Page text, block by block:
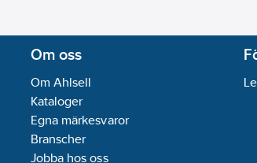
Om oss
Om Ahlsell
Kataloger
Egna märkesvaror
Branscher
Jobba hos oss